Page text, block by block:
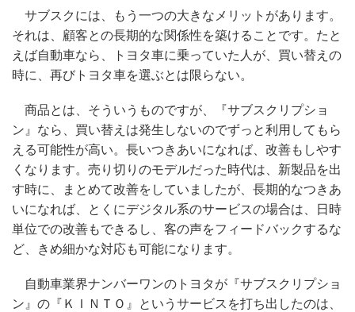
サブスクには、もう一つの大きなメリットがあります。
それは、顧客との長期的な関係性を築けることです。たと
えば自動車なら、トヨタ車に乗っていた人が、買い替えの
時に、再びトヨタ車を選ぶとは限らない。
商品とは、そういうものですが、『サブスクリプショ
ン』なら、買い替えは発生しないのでずっと利用してもら
える可能性が高い。長いつきあいになれば、改善もしやす
くなります。売り切りのモデルだった時代は、新製品を出
す時に、まとめて改善をしていましたが、長期的なつきあ
いになれば、とくにデジタル系のサービスの場合は、日時
単位での改善もできるし、客の声をフィードバックするな
ど、きめ細かな対応も可能になります。
自動車業界ナンバーワンのトヨタが『サブスクリプショ
ン』の『ＫＩＮＴＯ』というサービスを打ち出したのは、